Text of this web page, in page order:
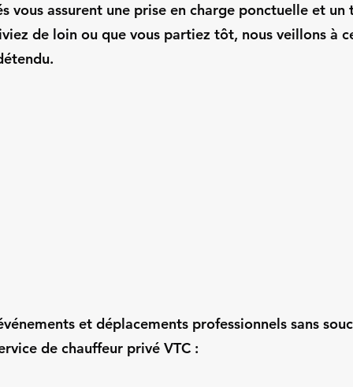
vous assurent une prise en charge ponctuelle et un
de loin ou que vous partiez tôt, nous veillons à
et déplacements professionnels sans
de chauffeur privé VTC :